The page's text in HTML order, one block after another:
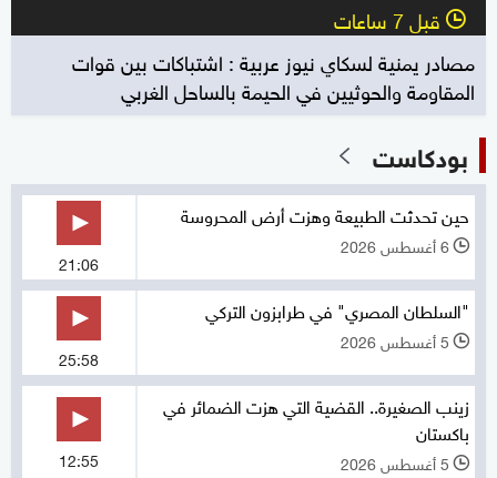
l قبل 7 ساعات
مصادر يمنية لسكاي نيوز عربية : اشتباكات بين قوات
المقاومة والحوثيين في الحيمة بالساحل الغربي
بودكاست
حين تحدثت الطبيعة وهزت أرض المحروسة
l 6 أغسطس 2026
21:06
"السلطان المصري" في طرابزون التركي
l 5 أغسطس 2026
25:58
زينب الصغيرة.. القضية التي هزت الضمائر في
باكستان
l 5 أغسطس 2026 12:55